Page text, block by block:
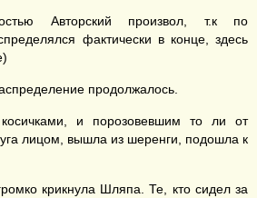
Авторский произвол, т.к по
фактически в конце, здесь
продолжалось.
и порозовевшим то ли от
лицом, вышла из шеренги, подошла к
крикнула Шляпа. Те, кто сидел за